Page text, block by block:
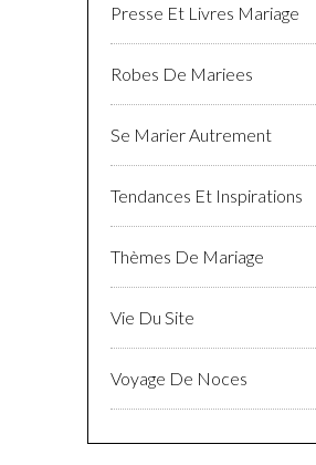
Presse Et Livres Mariage
Robes De Mariees
Se Marier Autrement
Tendances Et Inspirations
Thèmes De Mariage
Vie Du Site
Voyage De Noces